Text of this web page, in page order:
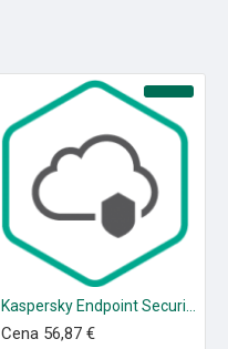
Cena 56,87 €